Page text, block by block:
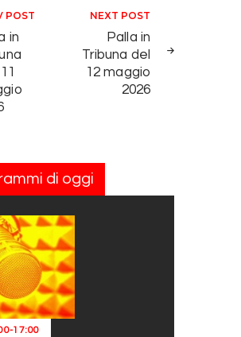
articoli
POST
in
NEXT POST
Palla in
Tribuna del
12 maggio
2026
di oggi
-17:00